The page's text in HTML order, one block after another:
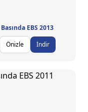
Basında EBS 2013
Önizle
İndir